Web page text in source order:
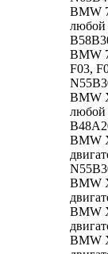
BMW
любой
BMW
F03,
BMW
любой
BMW
BMW
BMW
BMW